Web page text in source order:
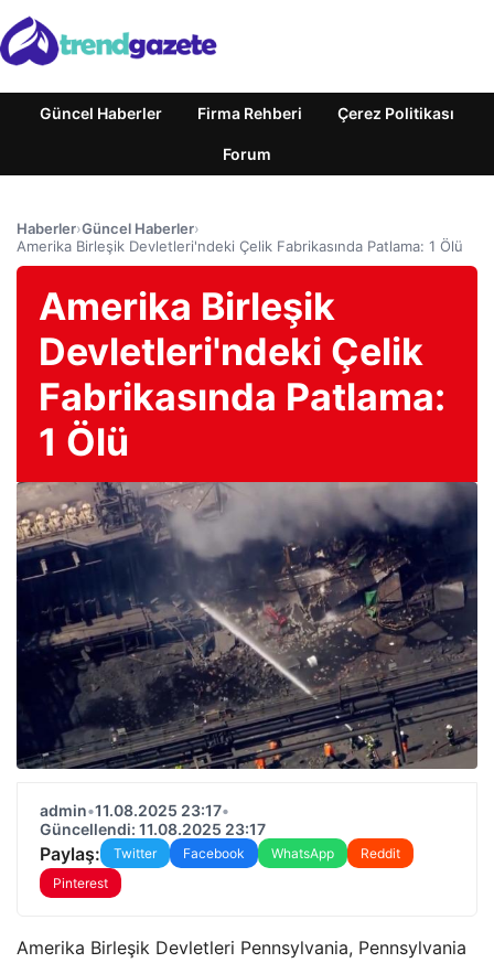
Güncel Haberler Firma Rehberi Çerez Politikası
Forum
Haberler›Güncel Haberler›
Amerika Birleşik Devletleri'ndeki Çelik Fabrikasında Patlama: 1 Ölü
Amerika Birleşik
Devletleri'ndeki Çelik
Fabrikasında Patlama:
1 Ölü
admin•11.08.2025 23:17•
Güncellendi: 11.08.2025 23:17
Paylaş: Twitter Facebook WhatsApp
Reddit
Pinterest
Amerika Birleşik Devletleri Pennsylvania, Pennsylvania